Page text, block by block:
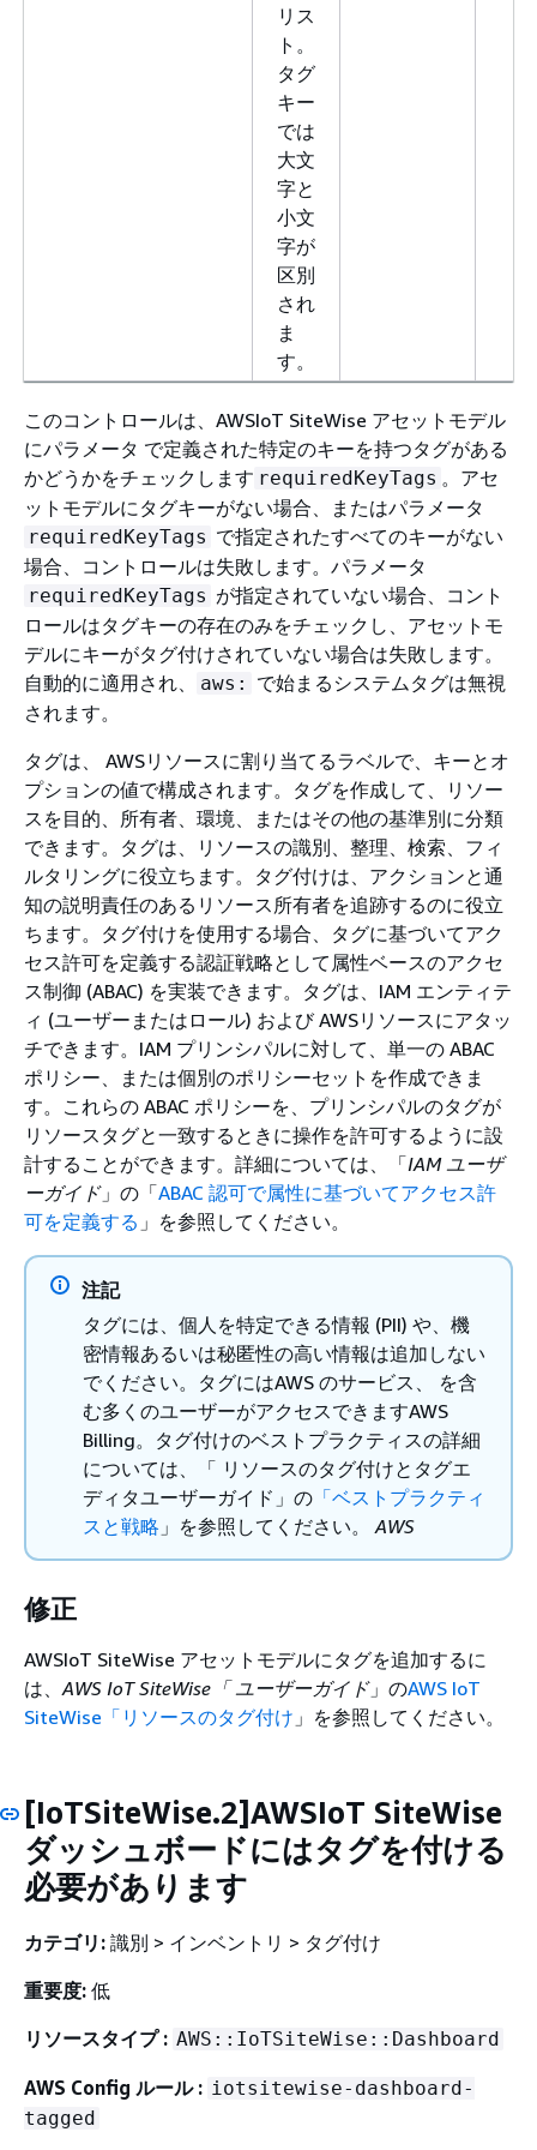
リス
ト。
タグ
キー
では
大文
字と
小文
字が
区別
され
ま
す。
このコントロールは、AWSIoT SiteWise アセットモデル
にパラメータ で定義された特定のキーを持つタグがある
かどうかをチェックします requiredKeyTags 。アセ
ットモデルにタグキーがない場合、またはパラメータ
requiredKeyTags で指定されたすべてのキーがない
場合、コントロールは失敗します。パラメータ
requiredKeyTags が指定されていない場合、コント
ロールはタグキーの存在のみをチェックし、アセットモ
デルにキーがタグ付けされていない場合は失敗します。
自動的に適用され、
aws:
で始まるシステムタグは無視
されます。
タグは、 AWSリソースに割り当てるラベルで、キーとオ
プションの値で構成されます。タグを作成して、リソー
スを目的、所有者、環境、またはその他の基準別に分類
できます。タグは、リソースの識別、整理、検索、フィ
ルタリングに役立ちます。タグ付けは、アクションと通
知の説明責任のあるリソース所有者を追跡するのに役立
ちます。タグ付けを使用する場合、タグに基づいてアク
セス許可を定義する認証戦略として属性ベースのアクセ
ス制御 (ABAC) を実装できます。タグは、IAM エンティテ
ィ (ユーザーまたはロール) および AWSリソースにアタッ
チできます。IAM プリンシパルに対して、単一の ABAC
ポリシー、または個別のポリシーセットを作成できま
す。これらの ABAC ポリシーを、プリンシパルのタグが
リソースタグと一致するときに操作を許可するように設
計することができます。詳細については、「IAM ユーザ
ーガイド」の「ABAC 認可で属性に基づいてアクセス許
可を定義する 」を参照してください。
注記
タグには、個人を特定できる情報 (PII) や、機
密情報あるいは秘匿性の高い情報は追加しない
でください。タグにはAWS のサービス、 を含
む多くのユーザーがアクセスできますAWS
Billing。タグ付けのベストプラクティスの詳細
については、「 リソースのタグ付けとタグエ
ディタユーザーガイド」の 「ベストプラクティ
スと戦略 」を参照してください。 AWS
修正
AWSIoT SiteWise アセットモデルにタグを追加するに
は、 AWS IoT SiteWise「 ユーザーガイド」のAWS IoT
SiteWise「リソースのタグ付け 」を参照してください。
[IoTSiteWise.2]AWSIoT SiteWise
ダッシュボードにはタグを付ける
必要があります
カテゴリ: 識別 > インベントリ > タグ付け
重要度: 低
リソースタイプ : AWS::IoTSiteWise::Dashboard
AWS Config ルール : iotsitewise-dashboard-
tagged